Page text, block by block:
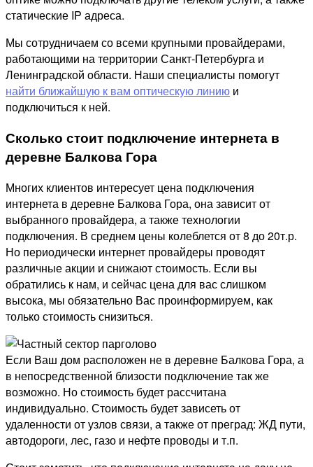
статические IP адреса.
Мы сотрудничаем со всеми крупными провайдерами,
работающими на территории Санкт-Петербурга и
Ленинградской области. Наши специалисты помогут
найти ближайшую к вам оптическую линию и
подключиться к ней.
Сколько стоит подключение интернета в
деревне Балкова Гора
Многих клиентов интересует цена подключения
интернета в деревне Балкова Гора, она зависит от
выбранного провайдера, а также технологии
подключения. В среднем цены колеблется от 8 до 20т.р.
Но периодически интернет провайдеры проводят
различные акции и снижают стоимость. Если вы
обратились к нам, и сейчас цена для вас слишком
высока, мы обязательно Вас проинформируем, как
только стоимость снизиться.
Если Ваш дом расположен не в деревне Балкова Гора, а
в непосредственной близости подключение так же
возможно. Но стоимость будет рассчитана
индивидуально. Стоимость будет зависеть от
удаленности от узлов связи, а также от преград: ЖД пути,
автодороги, лес, газо и нефте проводы и т.п.